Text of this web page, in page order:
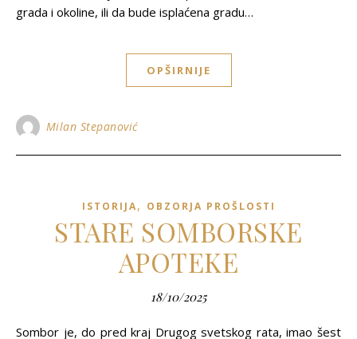
grada i okoline, ili da bude isplaćena gradu…
OPŠIRNIJE
Milan Stepanović
ISTORIJA, OBZORJA PROŠLOSTI
STARE SOMBORSKE
APOTEKE
18/10/2025
Sombor je, do pred kraj Drugog svetskog rata, imao šest